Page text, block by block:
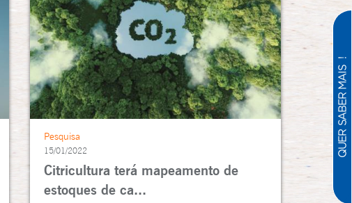
Pesquisa
15/01/2022
Citricultura terá mapeamento de
estoques de ca...